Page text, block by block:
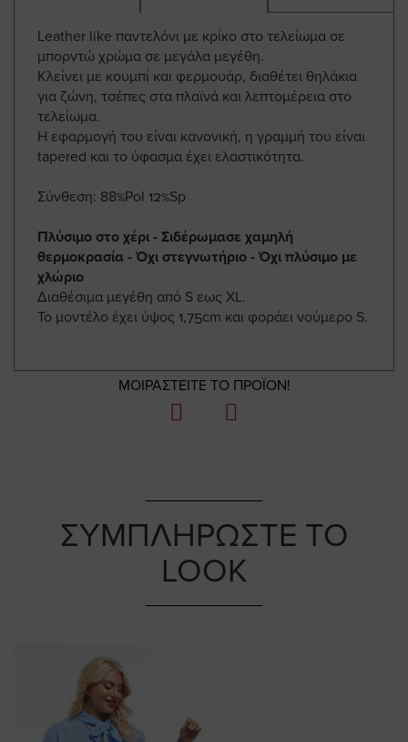
Leather like παντελόνι με κρίκο στο τελείωμα σε
μπορντώ χρώμα σε μεγάλα μεγέθη.
Κλείνει με κουμπί και φερμουάρ, διαθέτει θηλάκια
για ζώνη, τσέπες στα πλαϊνά και λεπτομέρεια στο
τελείωμα.
Η εφαρμογή του είναι κανονική, η γραμμή του είναι
tapered και το ύφασμα έχει ελαστικότητα.
Σύνθεση: 88%Pol 12%Sp
Πλύσιμο στο χέρι - Σιδέρωμασε χαμηλή
θερμοκρασία - Όχι στεγνωτήριο - Όχι πλύσιμο με
χλώριο
Διαθέσιμα μεγέθη από S εως XL.
Το μοντέλο έχει ύψος 1,75cm και φοράει νούμερο S.
ΜΟΙΡΑΣΤΕΙΤΕ ΤΟ ΠΡΟΪΟΝ!
ΣΥΜΠΛΗΡΩΣΤΕ ΤΟ
LOOK